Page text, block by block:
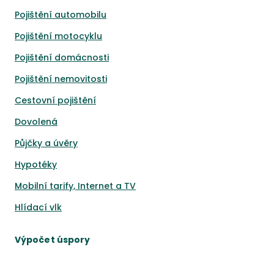
Pojištění automobilu
Pojištění motocyklu
Pojištění domácnosti
Pojištění nemovitosti
Cestovní pojištění
Dovolená
Půjčky a úvěry
Hypotéky
Mobilní tarify, Internet a TV
Hlídací vlk
Výpočet úspory